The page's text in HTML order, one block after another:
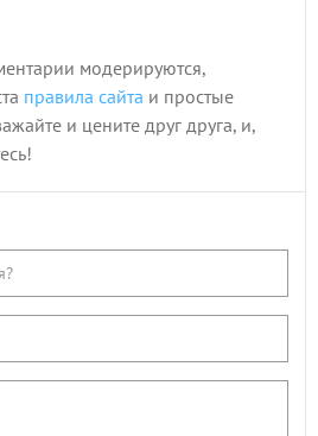
модерируются,
правила сайта и простые
и цените друг друга, и,